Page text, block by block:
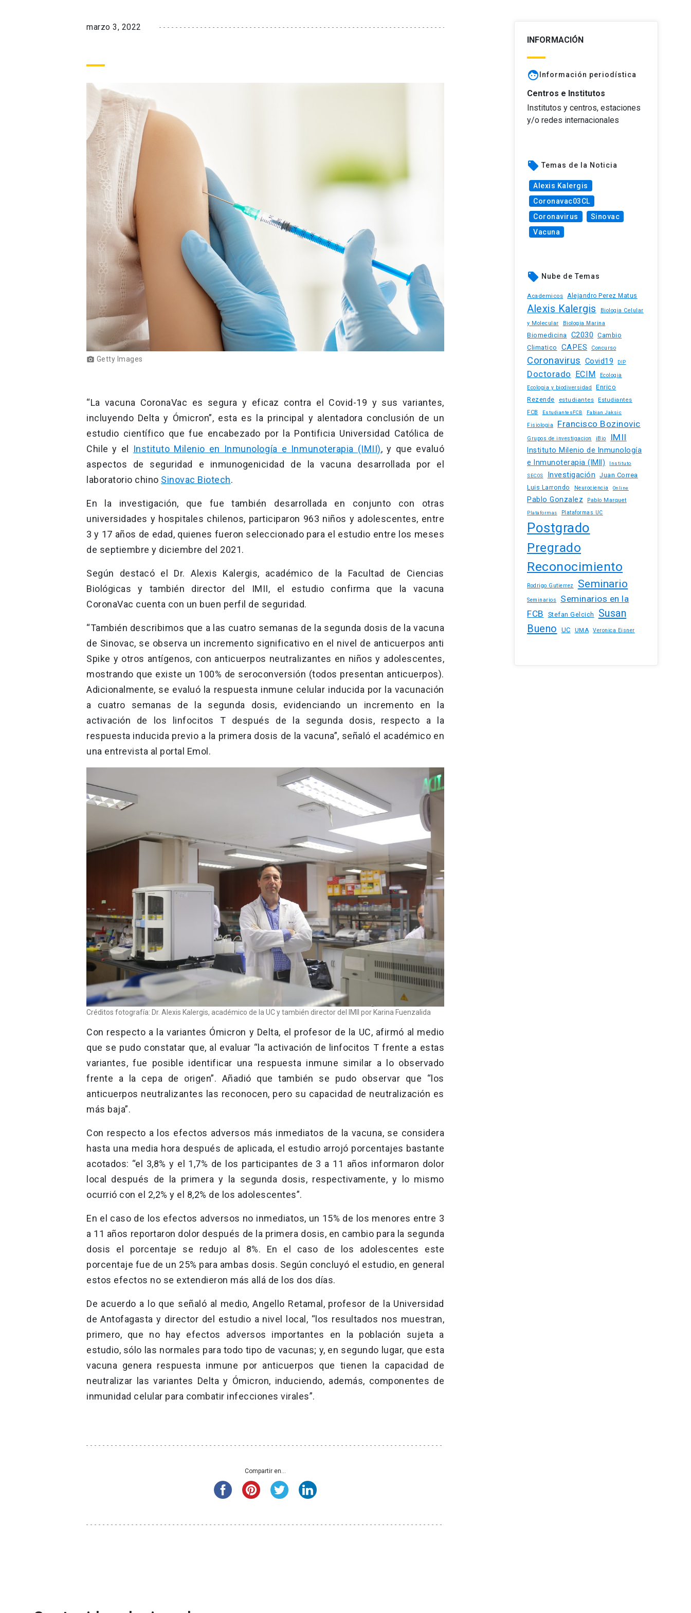
marzo 3, 2022
photo_camera Getty Images
“La vacuna CoronaVac es segura y eficaz contra el Covid-19 y sus variantes,
incluyendo Delta y Ómicron”, esta es la principal y alentadora conclusión de un
estudio científico que fue encabezado por la Pontificia Universidad Católica de
Chile y el
Instituto Milenio en Inmunología e Inmunoterapia (IMII), y que evaluó
aspectos de seguridad e inmunogenicidad de la vacuna desarrollada por el
laboratorio chino Sinovac Biotech.
En la investigación, que fue también desarrollada en conjunto con otras
universidades y hospitales chilenos, participaron 963 niños y adolescentes, entre
3 y 17 años de edad, quienes fueron seleccionado para el estudio entre los meses
de septiembre y diciembre del 2021.
Según destacó el Dr. Alexis Kalergis, académico de la Facultad de Ciencias
Biológicas y también director del IMII, el estudio confirma que la vacuna
CoronaVac cuenta con un buen perfil de seguridad.
“También describimos que a las cuatro semanas de la segunda dosis de la vacuna
de Sinovac, se observa un incremento significativo en el nivel de anticuerpos anti
Spike y otros antígenos, con anticuerpos neutralizantes en niños y adolescentes,
mostrando que existe un 100% de seroconversión (todos presentan anticuerpos).
Adicionalmente, se evaluó la respuesta inmune celular inducida por la vacunación
a cuatro semanas de la segunda dosis, evidenciando un incremento en la
activación de los linfocitos T después de la segunda dosis, respecto a la
respuesta inducida previo a la primera dosis de la vacuna”, señaló el académico en
una entrevista al portal Emol.
Créditos fotografía: Dr. Alexis Kalergis, académico de la UC y también director del IMII por Karina Fuenzalida
Con respecto a la variantes Ómicron y Delta, el profesor de la UC, afirmó al medio
que se pudo constatar que, al evaluar “la activación de linfocitos T frente a estas
variantes, fue posible identificar una respuesta inmune similar a lo observado
frente a la cepa de origen”. Añadió que también se pudo observar que “los
anticuerpos neutralizantes las reconocen, pero su capacidad de neutralización es
más baja”.
Con respecto a los efectos adversos más inmediatos de la vacuna, se considera
hasta una media hora después de aplicada, el estudio arrojó porcentajes bastante
acotados: “el 3,8% y el 1,7% de los participantes de 3 a 11 años informaron dolor
local después de la primera y la segunda dosis, respectivamente, y lo mismo
ocurrió con el 2,2% y el 8,2% de los adolescentes”.
En el caso de los efectos adversos no inmediatos, un 15% de los menores entre 3
a 11 años reportaron dolor después de la primera dosis, en cambio para la segunda
dosis el porcentaje se redujo al 8%. En el caso de los adolescentes este
porcentaje fue de un 25% para ambas dosis. Según concluyó el estudio, en general
estos efectos no se extendieron más allá de los dos días.
De acuerdo a lo que señaló al medio, Angello Retamal, profesor de la Universidad
de Antofagasta y director del estudio a nivel local, “los resultados nos muestran,
primero, que no hay efectos adversos importantes en la población sujeta a
estudio, sólo las normales para todo tipo de vacunas; y, en segundo lugar, que esta
vacuna genera respuesta inmune por anticuerpos que tienen la capacidad de
neutralizar las variantes Delta y Ómicron, induciendo, además, componentes de
inmunidad celular para combatir infecciones virales”.
Compartir en...
INFORMACIÓN
face Información periodística
Centros e Institutos
Institutos y centros, estaciones
y/o redes internacionales
local_offer Temas de la Noticia
Alexis Kalergis
Coronavac03CL
Coronavirus
Sinovac
Vacuna
local_offer Nube de Temas
Academicos Alejandro Perez Matus
Alexis Kalergis
Biologia Celular
y Molecular
Biologia Marina
Biomedicina C2030
Cambio
Climatico
CAPES Concurso
Coronavirus Covid19 DIP
Doctorado ECIM Ecologia
Ecologia y biodiversidad
Enrico
Rezende
estudiantes
Estudiantes
FCB
EstudiantesFCB Fabian Jaksic
Fisiologia Francisco Bozinovic
Grupos de investigacion iBio IMII
Instituto Milenio de Inmunología
e Inmunoterapia (IMII)
Instituto
SECOS Investigación
Juan Correa
Luis Larrondo
Neurociencia Online
Pablo Gonzalez Pablo Marquet
Plataformas Plataformas UC
Postgrado
Pregrado
Reconocimiento
Rodrigo Gutierrez Seminario
Seminarios
Seminarios en la
FCB
Stefan Gelcich
Susan
Bueno
UC UMA Veronica Eisner